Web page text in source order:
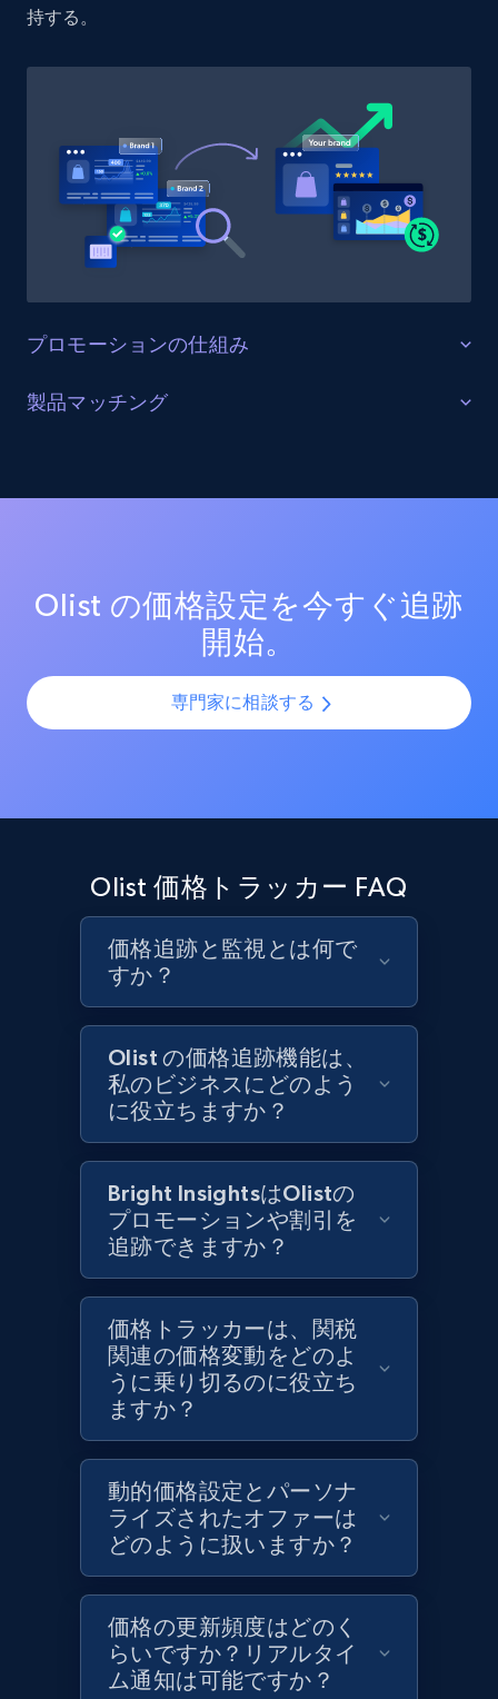
Etsy - Collect data on products using
specified keywords
URL, Product id, Listing inventory id, Title, Rating,
Reviews count shop, Reviews count item, Initial
price, and more.
Etsy - Collects data from shop's URL
price, and more.
Amazon products search
Asin, URL, Name, Sponsored, Initial price, Final
price, Currency, Sold, and more.
Target
URL, Product id, Title, Product description,
Rating, Reviews count, Initial price, Discount,
and more.
176+ 今すぐ始める
URL, Product id, Title, Product description,
Rating, Reviews count, Initial price, Discount,
and more.
1.3K+ 176+ 今すぐ始める
Target - Discover products by category url
URL, Product id, Title, Product description,
Rating, Reviews count, Initial price, Discount,
and more.
1.3K+ 176+ 今すぐ始める
Target - Discover products by specified
持する。
プロモーションの仕組み
販売を最適化する
測定する。効果的なプロモーション戦術と新興トレン
製品マッチング
SKUやバリエーションを複数チャネルで最適化し、製品
トフォームで一貫性と正確性を確保します。
Olist の価格設定を今すぐ追跡
開始。
専門家に相談する
Olist 価格トラッカー FAQ
価格追跡と監視とは何で
すか？
Olist の価格追跡機能は、
私のビジネスにどのよう
に役立ちますか？
Bright InsightsはOlistの
プロモーションや割引を
追跡できますか？
価格トラッカーは、関税
関連の価格変動をどのよ
うに乗り切るのに役立ち
ますか？
動的価格設定とパーソナ
ライズされたオファーは
どのように扱いますか？
価格の更新頻度はどのく
らいですか？リアルタイ
ム通知は可能ですか？